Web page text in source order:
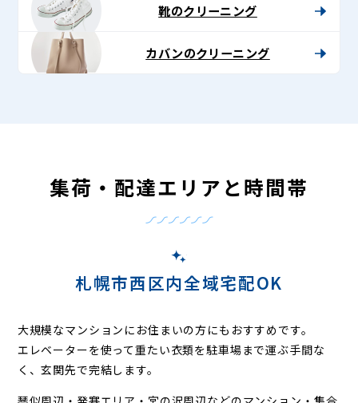
靴のクリーニング
カバンのクリーニング
集荷・配達エリアと時間帯
札幌市西区内全域宅配OK
大規模なマンションにお住まいの方にもおすすめです。
エレベーターを使って重たい衣類を駐車場まで運ぶ手間な
く、玄関先で完結します。